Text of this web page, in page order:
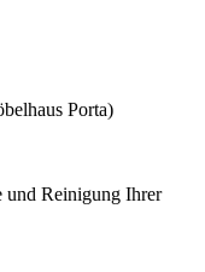
Porta)
und Reinigung Ihrer